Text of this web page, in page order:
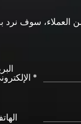
الإلكتروني *